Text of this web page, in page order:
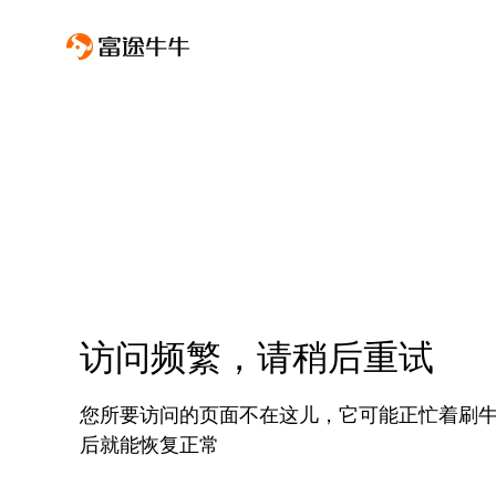
访问频繁，请稍后重试
您所要访问的页面不在这儿，它可能正忙着刷
后就能恢复正常